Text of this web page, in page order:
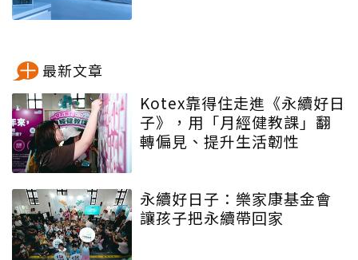
最新文章
Kotex靠得住走進《永續好日
子》，用「月經健教課」翻
轉偏見、提升生活韌性
永續好日子：樂家康基金會
讓孩子把永續帶回家